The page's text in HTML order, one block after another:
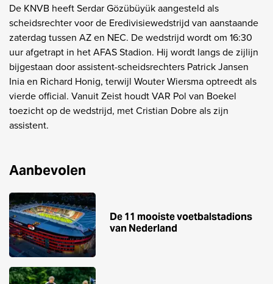
De KNVB heeft Serdar Gözübüyük aangesteld als
scheidsrechter voor de Eredivisiewedstrijd van aanstaande
zaterdag tussen AZ en NEC. De wedstrijd wordt om 16:30
uur afgetrapt in het AFAS Stadion. Hij wordt langs de zijlijn
bijgestaan door assistent-scheidsrechters Patrick Jansen
Inia en Richard Honig, terwijl Wouter Wiersma optreedt als
vierde official. Vanuit Zeist houdt VAR Pol van Boekel
toezicht op de wedstrijd, met Cristian Dobre als zijn
assistent.
Aanbevolen
De 11 mooiste voetbalstadions
van Nederland